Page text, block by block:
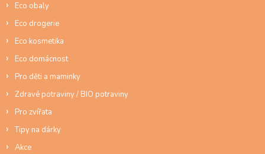
Eco obaly
Eco drogerie
Eco kosmetika
Eco domácnost
Pro děti a maminky
Zdravé potraviny / BIO potraviny
Pro zvířata
Tipy na dárky
Akce